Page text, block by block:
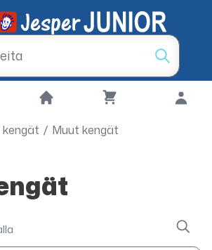
/ Muut kengät